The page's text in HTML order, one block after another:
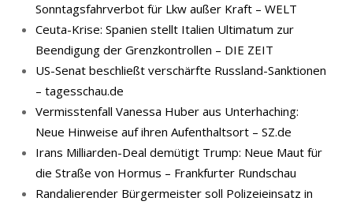
Sonntagsfahrverbot für Lkw außer Kraft – WELT
Ceuta-Krise: Spanien stellt Italien Ultimatum zur
Beendigung der Grenzkontrollen – DIE ZEIT
US-Senat beschließt verschärfte Russland-Sanktionen
– tagesschau.de
Vermisstenfall Vanessa Huber aus Unterhaching:
Neue Hinweise auf ihren Aufenthaltsort – SZ.de
Irans Milliarden-Deal demütigt Trump: Neue Maut für
die Straße von Hormus – Frankfurter Rundschau
Randalierender Bürgermeister soll Polizeieinsatz in